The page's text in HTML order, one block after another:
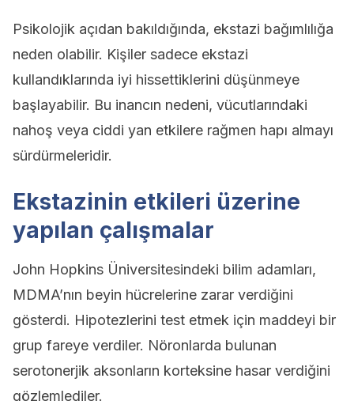
Psikolojik açıdan bakıldığında, ekstazi bağımlılığa
neden olabilir. Kişiler sadece ekstazi
kullandıklarında iyi hissettiklerini düşünmeye
başlayabilir. Bu inancın nedeni, vücutlarındaki
nahoş veya ciddi yan etkilere rağmen hapı almayı
sürdürmeleridir.
Ekstazinin etkileri üzerine
yapılan çalışmalar
John Hopkins Üniversitesindeki bilim adamları,
MDMA’nın beyin hücrelerine zarar verdiğini
gösterdi. Hipotezlerini test etmek için maddeyi bir
grup fareye verdiler. Nöronlarda bulunan
serotonerjik aksonların korteksine hasar verdiğini
gözlemlediler.